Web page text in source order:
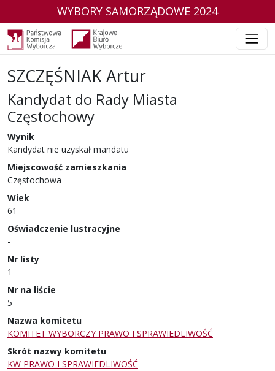
WYBORY SAMORZĄDOWE 2024
SZCZĘŚNIAK Artur
Kandydat do Rady Miasta
Częstochowy
w wyborach samorządowych w 2024 r.
Wynik
Kandydat nie uzyskał mandatu
Miejscowość zamieszkania
Częstochowa
Wiek
61
Oświadczenie lustracyjne
-
Nr listy
1
Nr na liście
5
Nazwa komitetu
KOMITET WYBORCZY PRAWO I SPRAWIEDLIWOŚĆ
Skrót nazwy komitetu
KW PRAWO I SPRAWIEDLIWOŚĆ